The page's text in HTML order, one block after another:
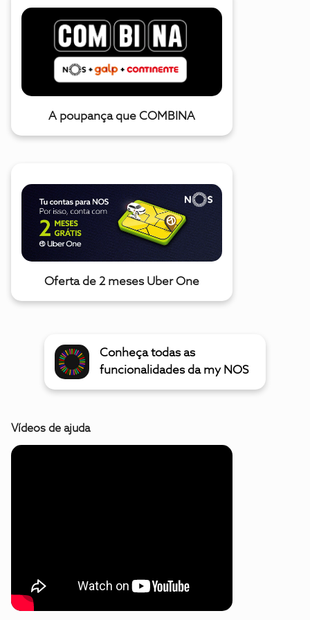
A poupança que COMBINA
Oferta de 2 meses Uber One
Conheça todas as
funcionalidades da my NOS
Vídeos de ajuda